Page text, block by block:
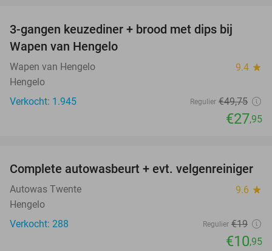
3-gangen keuzediner + brood met dips bij
Wapen van Hengelo
Wapen van Hengelo 9.4 star
Hengelo
Verkocht: 1.945
Regulier €49,75
€27,95
42%
Complete autowasbeurt + evt. velgenreiniger
Autowas Twente 9.6 star
Hengelo
Verkocht: 288
Regulier €19
€10,95